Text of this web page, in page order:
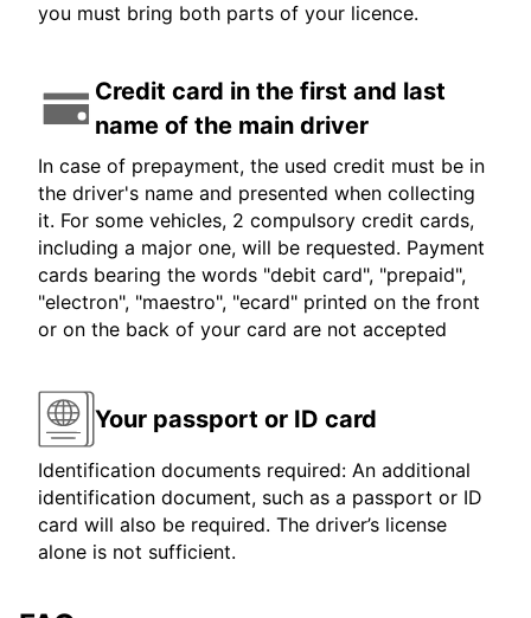
you must bring both parts of your licence.
Credit card in the first and last
name of the main driver
In case of prepayment, the used credit must be in
the driver's name and presented when collecting
it. For some vehicles, 2 compulsory credit cards,
including a major one, will be requested. Payment
cards bearing the words "debit card", "prepaid",
"electron", "maestro", "ecard" printed on the front
or on the back of your card are not accepted
Your passport or ID card
Identification documents required: An additional
identification document, such as a passport or ID
card will also be required. The driver’s license
alone is not sufficient.